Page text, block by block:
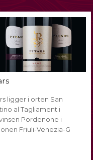
ligger i orten San
al Tagliament i
Pordenone i
Friuli-Venezia-G